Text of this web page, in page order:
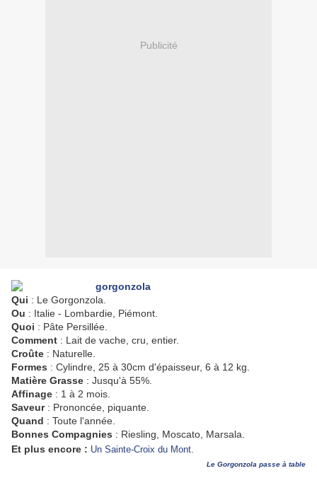
Publicité
Qui : Le Gorgonzola.
Ou : Italie - Lombardie, Piémont.
Quoi : Pâte Persillée.
Comment : Lait de vache, cru, entier.
Croûte : Naturelle.
Formes : Cylindre, 25 à 30cm d'épaisseur, 6 à 12 kg.
Matière Grasse : Jusqu'à 55%.
Affinage : 1 à 2 mois.
Saveur : Prononcée, piquante.
Quand : Toute l'année.
Bonnes Compagnies : Riesling, Moscato, Marsala.
Et plus encore : Un Sainte-Croix du Mont.
Le Gorgonzola passe à table